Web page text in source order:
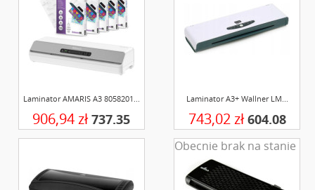
Laminator AMARIS A3 8058201...
906,94 zł 737.35
Laminator A3+ Wallner LM...
743,02 zł 604.08
Obecnie brak na stanie